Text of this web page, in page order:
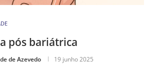
pós bariátrica
de Azevedo 19 junho 2025